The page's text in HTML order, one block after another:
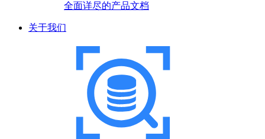
全面详尽的产品文档
关于我们